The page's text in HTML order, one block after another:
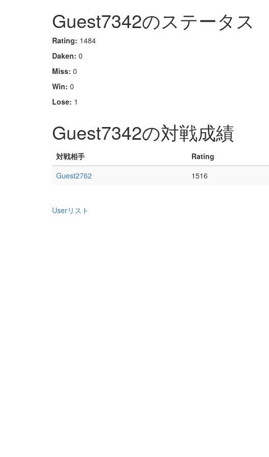
Guest7342のステータス
Rating: 1484
Daken: 0
Miss: 0
Win: 0
Lose: 1
Guest7342の対戦成績
対戦相手 Rating
Guest2762
1516
Userリスト